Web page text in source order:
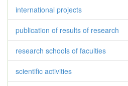
international projects
publication of results of research
research schools of faculties
scientific activities